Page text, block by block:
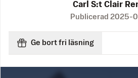
Carl S:t Clair
Publicerad 2025-
Ge bort fri läsning